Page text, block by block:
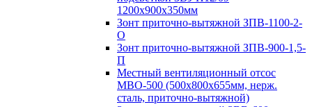
1200х900х350мм
Зонт приточно-вытяжной ЗПВ-1100-2-
О
Зонт приточно-вытяжной ЗПВ-900-1,5-
П
Местный вентиляционный отсос
МВО-500 (500х800х655мм, нерж.
сталь, приточно-вытяжной)